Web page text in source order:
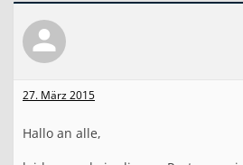
27. März 2015
Hallo an alle,